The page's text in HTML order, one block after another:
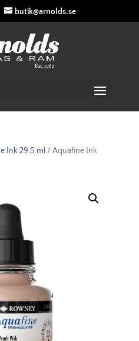
butik@arnolds.se
Ink 29,5 ml / Aquafine Ink